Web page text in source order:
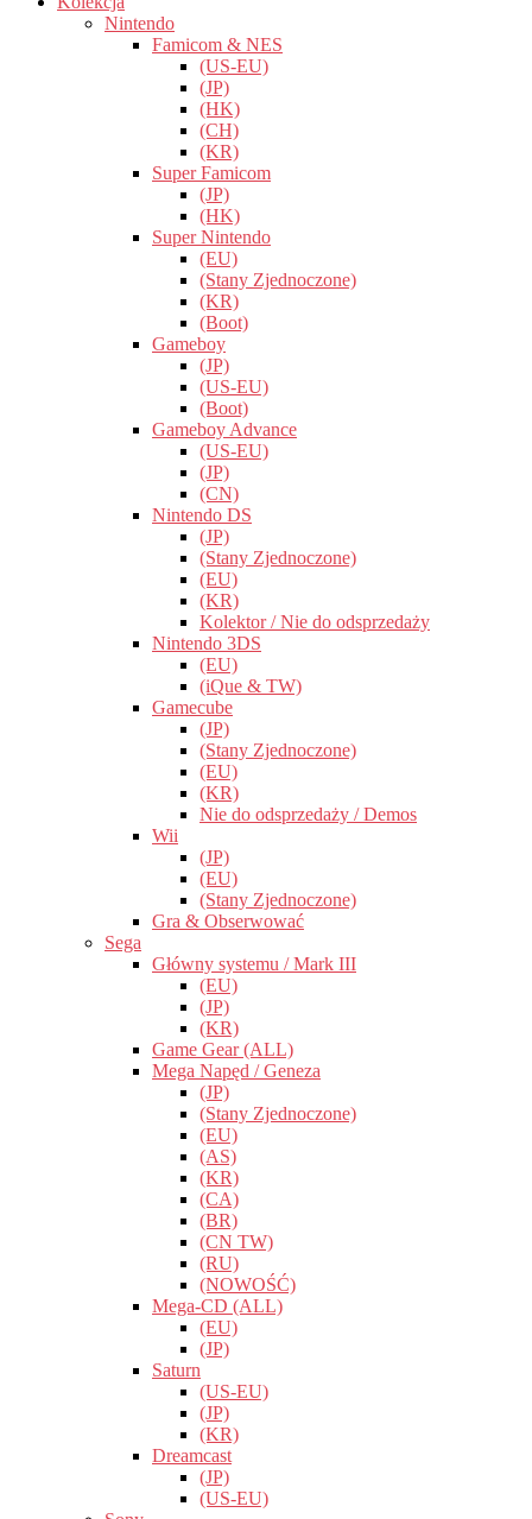
Nintendo
Famicom & NES
(US-EU)
(JP)
(HK)
(CH)
(KR)
Super Famicom
(JP)
(HK)
Super Nintendo
(EU)
(Stany Zjednoczone)
(KR)
(Boot)
Gameboy
(JP)
(US-EU)
(Boot)
Gameboy Advance
(US-EU)
(JP)
(CN)
Nintendo DS
(JP)
(Stany Zjednoczone)
(EU)
(KR)
Kolektor / Nie do odsprzedaży
Nintendo 3DS
(EU)
(iQue & TW)
Gamecube
(JP)
(Stany Zjednoczone)
(EU)
(KR)
Nie do odsprzedaży / Demos
Wii
(JP)
(EU)
(Stany Zjednoczone)
Gra & Obserwować
Sega
Główny systemu / Mark III
(EU)
(JP)
(KR)
Game Gear (ALL)
Mega Napęd / Geneza
(JP)
(Stany Zjednoczone)
(EU)
(AS)
(KR)
(CA)
(BR)
(CN TW)
(RU)
(NOWOŚĆ)
Mega-CD (ALL)
(EU)
(JP)
Saturn
(US-EU)
(JP)
(KR)
Dreamcast
(JP)
(US-EU)